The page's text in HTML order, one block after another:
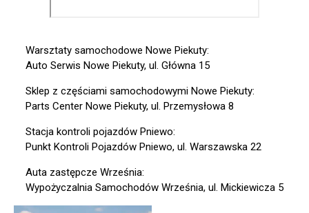
Warsztaty samochodowe Nowe Piekuty:
Auto Serwis Nowe Piekuty, ul. Główna 15
Sklep z częściami samochodowymi Nowe Piekuty:
Parts Center Nowe Piekuty, ul. Przemysłowa 8
Stacja kontroli pojazdów Pniewo:
Punkt Kontroli Pojazdów Pniewo, ul. Warszawska 22
Auta zastępcze Września:
Wypożyczalnia Samochodów Września, ul. Mickiewicza 5